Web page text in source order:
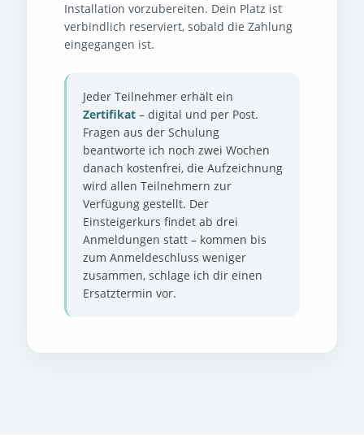
Installation vorzubereiten. Dein Platz ist
verbindlich reserviert, sobald die Zahlung
eingegangen ist.
Jeder Teilnehmer erhält ein
Zertifikat – digital und per Post.
Fragen aus der Schulung
beantworte ich noch zwei Wochen
danach kostenfrei, die Aufzeichnung
wird allen Teilnehmern zur
Verfügung gestellt. Der
Einsteigerkurs findet ab drei
Anmeldungen statt – kommen bis
zum Anmeldeschluss weniger
zusammen, schlage ich dir einen
Ersatztermin vor.